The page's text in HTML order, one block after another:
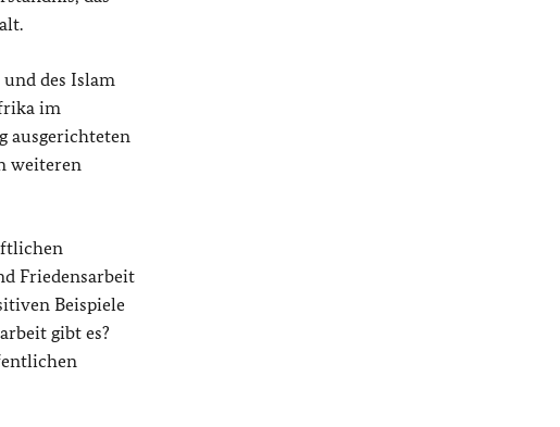
des Islam
im
ausgerichteten
weiteren
Friedensarbeit
Beispiele
gibt es?